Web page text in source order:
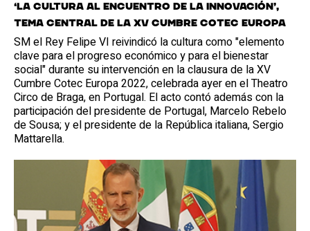
‘La cultura al encuentro de la Innovación’,
tema central de la XV Cumbre Cotec Europa
SM el Rey Felipe VI reivindicó la cultura como "elemento
clave para el progreso económico y para el bienestar
social" durante su intervención en la clausura de la XV
Cumbre Cotec Europa 2022, celebrada ayer en el Theatro
Circo de Braga, en Portugal. El acto contó además con la
participación del presidente de Portugal, Marcelo Rebelo
de Sousa; y el presidente de la República italiana, Sergio
Mattarella.